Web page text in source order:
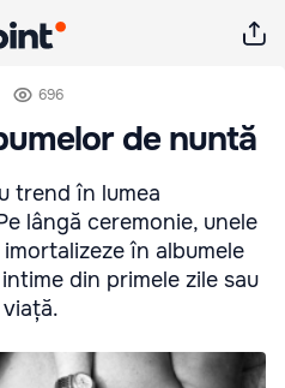
696
de nuntă
trend în lumea
lângă ceremonie, unele
în albumele
din primele zile sau